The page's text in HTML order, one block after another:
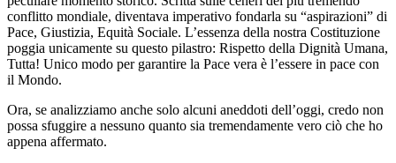
conflitto mondiale, diventava imperativo fondarla su “aspirazioni” di
Pace, Giustizia, Equità Sociale. L’essenza della nostra Costituzione
poggia unicamente su questo pilastro: Rispetto della Dignità Umana,
Tutta! Unico modo per garantire la Pace vera è l’essere in pace con
il Mondo.
Ora, se analizziamo anche solo alcuni aneddoti dell’oggi, credo non
possa sfuggire a nessuno quanto sia tremendamente vero ciò che ho
appena affermato.